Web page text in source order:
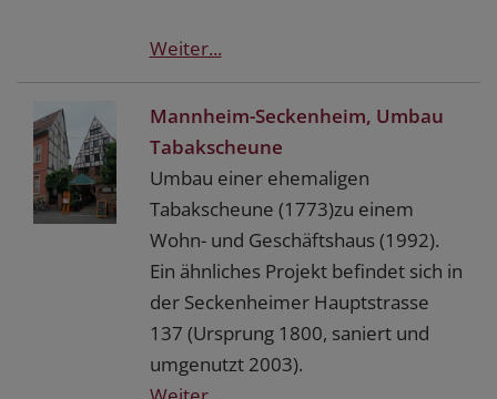
Weiter...
Mannheim-Seckenheim, Umbau
Tabakscheune
Umbau einer ehemaligen
Tabakscheune (1773)zu einem
Wohn- und Geschäftshaus (1992).
Ein ähnliches Projekt befindet sich in
der Seckenheimer Hauptstrasse
137 (Ursprung 1800, saniert und
umgenutzt 2003).